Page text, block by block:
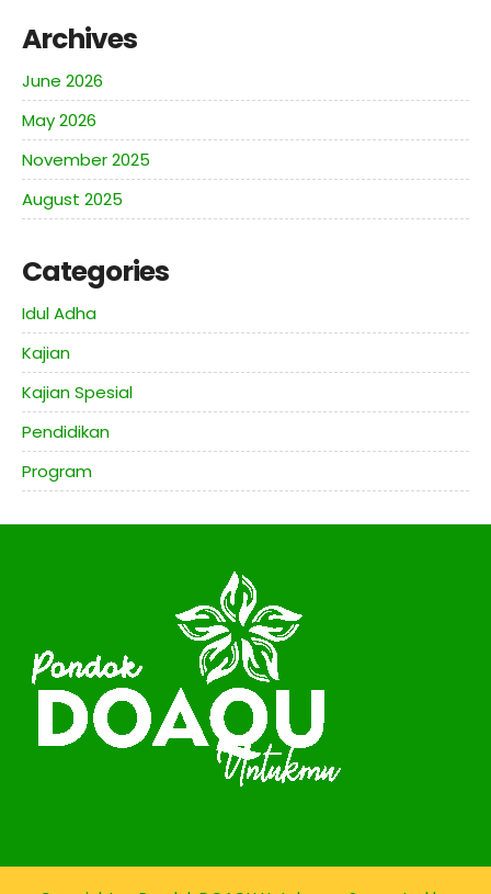
Archives
June 2026
May 2026
November 2025
August 2025
Categories
Idul Adha
Kajian
Kajian Spesial
Pendidikan
Program